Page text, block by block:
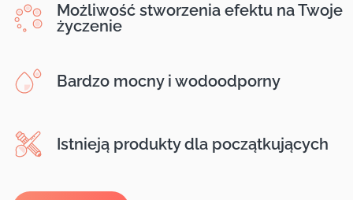
Możliwość stworzenia efektu na Twoje
życzenie
Bardzo mocny i wodoodporny
Istnieją produkty dla początkujących